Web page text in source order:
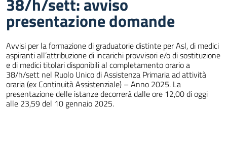
presentazione domande
Avvisi per la formazione di graduatorie distinte per Asl, di medici
aspiranti all’attribuzione di incarichi provvisori e/o di sostituzione
e di medici titolari disponibili al completamento orario a
38/h/sett nel Ruolo Unico di Assistenza Primaria ad attività
oraria (ex Continuità Assistenziale) – Anno 2025. La
presentazione delle istanze decorrerà dalle ore 12,00 di oggi
alle 23,59 del 10 gennaio 2025.